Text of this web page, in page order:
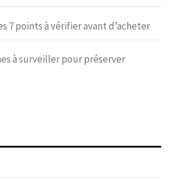
7 points à vérifier avant d’acheter
à surveiller pour préserver